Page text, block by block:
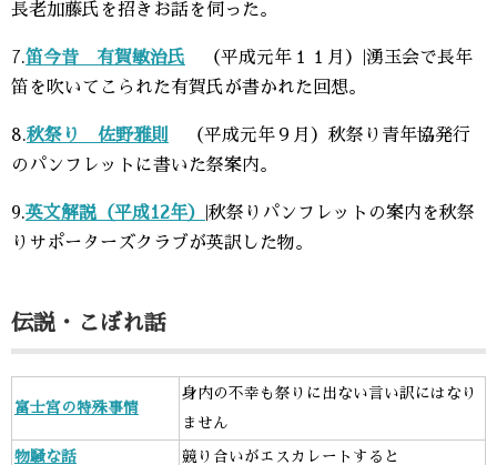
長老加藤氏を招きお話を伺った。
7.笛今昔 有賀敏治氏 （平成元年１１月）|湧玉会で長年
笛を吹いてこられた有賀氏が書かれた回想。
8.秋祭り 佐野雅則
（平成元年９月）秋祭り青年協発行
のパンフレットに書いた祭案内。
9.英文解説（平成12年）
|秋祭りパンフレットの案内を秋祭
りサポーターズクラブが英訳した物。
伝説・こぼれ話
富士宮の特殊事情
身内の不幸も祭りに出ない言い訳にはなり
ません
物騒な話 競り合いがエスカレートすると